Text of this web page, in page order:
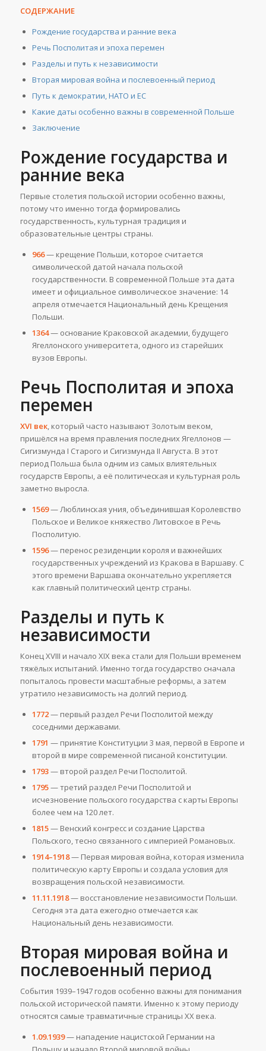
СОДЕРЖАНИЕ
Рождение государства и ранние века
Речь Посполитая и эпоха перемен
Разделы и путь к независимости
Вторая мировая война и послевоенный период
Путь к демократии, НАТО и ЕС
Какие даты особенно важны в современной Польше
Заключение
Рождение государства и
ранние века
Первые столетия польской истории особенно важны,
потому что именно тогда формировались
государственность, культурная традиция и
образовательные центры страны.
966— крещение Польши, которое считается
символической датой начала польской
государственности. В современной Польше эта дата
имеет и официальное символическое значение: 14
апреля отмечается Национальный день Крещения
Польши.
1364— основание Краковской академии, будущего
Ягеллонского университета, одного из старейших
вузов Европы.
Речь Посполитая и эпоха
перемен
XVI век, который часто называют Золотым веком,
пришёлся на время правления последних Ягеллонов —
Сигизмунда I Старого и Сигизмунда II Августа. В этот
период Польша была одним из самых влиятельных
государств Европы, а её политическая и культурная роль
заметно выросла.
1569— Люблинская уния, объединившая Королевство
Польское и Великое княжество Литовское в Речь
Посполитую.
1596— перенос резиденции короля и важнейших
государственных учреждений из Кракова в Варшаву. С
этого времени Варшава окончательно укрепляется
как главный политический центр страны.
Разделы и путь к
независимости
Конец XVIII и начало XIX века стали для Польши временем
тяжёлых испытаний. Именно тогда государство сначала
попыталось провести масштабные реформы, а затем
утратило независимость на долгий период.
1772— первый раздел Речи Посполитой между
соседними державами.
1791 — принятие Конституции 3 мая, первой в Европе и
второй в мире современной писаной конституции.
1793— второй раздел Речи Посполитой.
1795— третий раздел Речи Посполитой и
исчезновение польского государства с карты Европы
более чем на 120 лет.
1815— Венский конгресс и создание Царства
Польского, тесно связанного с империей Романовых.
1914–1918— Первая мировая война, которая изменила
политическую карту Европы и создала условия для
возвращения польской независимости.
11.11.1918— восстановление независимости Польши.
Сегодня эта дата ежегодно отмечается как
Национальный день независимости.
Вторая мировая война и
послевоенный период
События 1939–1947 годов особенно важны для понимания
польской исторической памяти. Именно к этому периоду
относятся самые травматичные страницы XX века.
1.09.1939— нападение нацистской Германии на